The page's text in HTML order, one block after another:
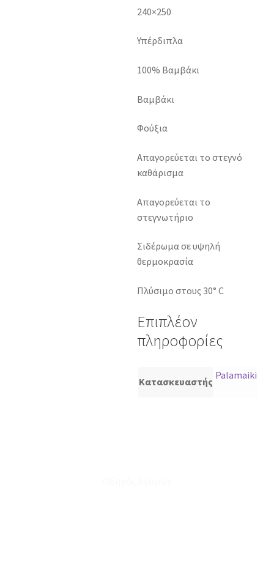
240×250
Υπέρδιπλα
100% Βαμβάκι
Βαμβάκι
Φούξια
Απαγορεύεται το στεγνό
καθάρισμα
Απαγορεύεται το
στεγνωτήριο
Σιδέρωμα σε υψηλή
θερμοκρασία
Πλύσιμο στους 30° C
Επιπλέον
πληροφορίες
Κατασκευαστής
Palamaiki